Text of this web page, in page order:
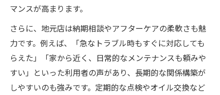
マンスが高まります。
さらに、地元店は納期相談やアフターケアの柔軟さも魅
力です。例えば、「急なトラブル時もすぐに対応しても
らえた」「家から近く、日常的なメンテナンスも頼みや
すい」といった利用者の声があり、長期的な関係構築が
しやすいのも強みです。定期的な点検やオイル交換など